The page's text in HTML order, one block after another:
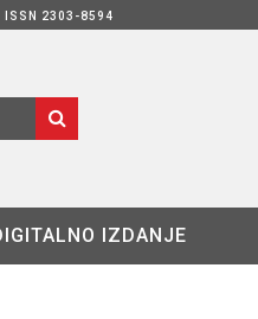
ISSN 2303-8594
IZDANJE